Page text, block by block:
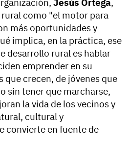
Jesús Ortega,
como "el motor para
más oportunidades y
implica, en la práctica, ese
desarrollo rural es hablar
emprender en su
que crecen, de jóvenes que
sin tener que marcharse,
la vida de los vecinos y
cultural y
convierte en fuente de